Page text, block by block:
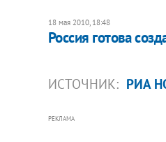
18 мая 2010, 18:48
Россия готова
ИСТОЧНИК: РИА
РЕКЛАМА